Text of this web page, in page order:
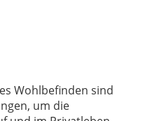
Wohlbefinden sind
um die